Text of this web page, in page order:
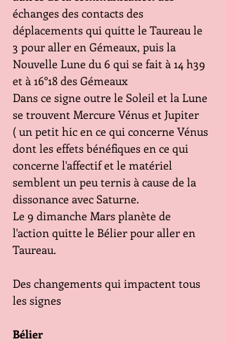
échanges des contacts des
déplacements qui quitte le Taureau le
3 pour aller en Gémeaux, puis la
Nouvelle Lune du 6 qui se fait à 14 h39
et à 16°18 des Gémeaux
Dans ce signe outre le Soleil et la Lune
se trouvent Mercure Vénus et Jupiter
( un petit hic en ce qui concerne Vénus
dont les effets bénéfiques en ce qui
concerne l'affectif et le matériel
semblent un peu ternis à cause de la
dissonance avec Saturne.
Le 9 dimanche Mars planète de
l'action quitte le Bélier pour aller en
Taureau.
Des changements qui impactent tous
les signes
Bélier